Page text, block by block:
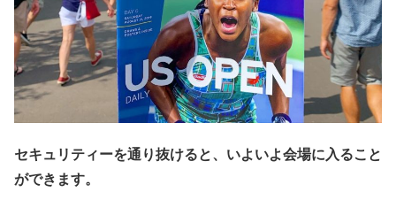
セキュリティーを通り抜けると、いよいよ会場に入ること
ができます。